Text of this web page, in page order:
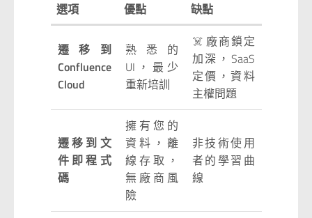
選項 優點 缺點
遷移到
Confluence
Cloud
熟悉的
UI，最少
重新培訓
☠️ 廠商鎖定
加深，SaaS
定價，資料
主權問題
遷移到文
件即程式
碼
擁有您的
資料，離
線存取，
無廠商風
險
非技術使用
者的學習曲
線